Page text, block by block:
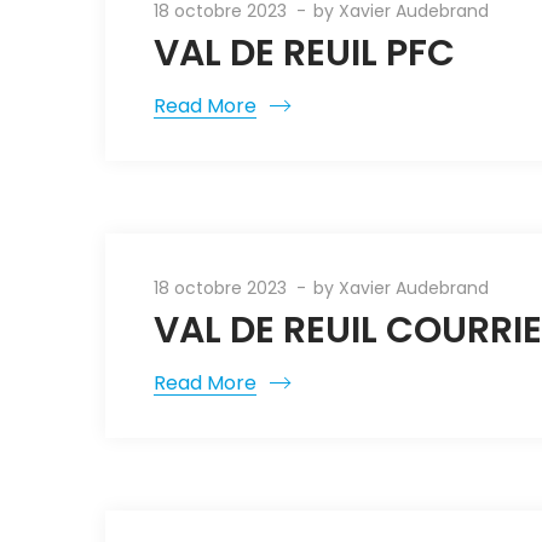
18 octobre 2023 by Xavier Audebrand
VAL DE REUIL PFC
Read More
18 octobre 2023 by Xavier Audebrand
VAL DE REUIL
Read More